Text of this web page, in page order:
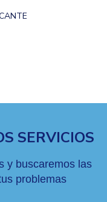
SERVICIOS
y buscaremos las
problemas